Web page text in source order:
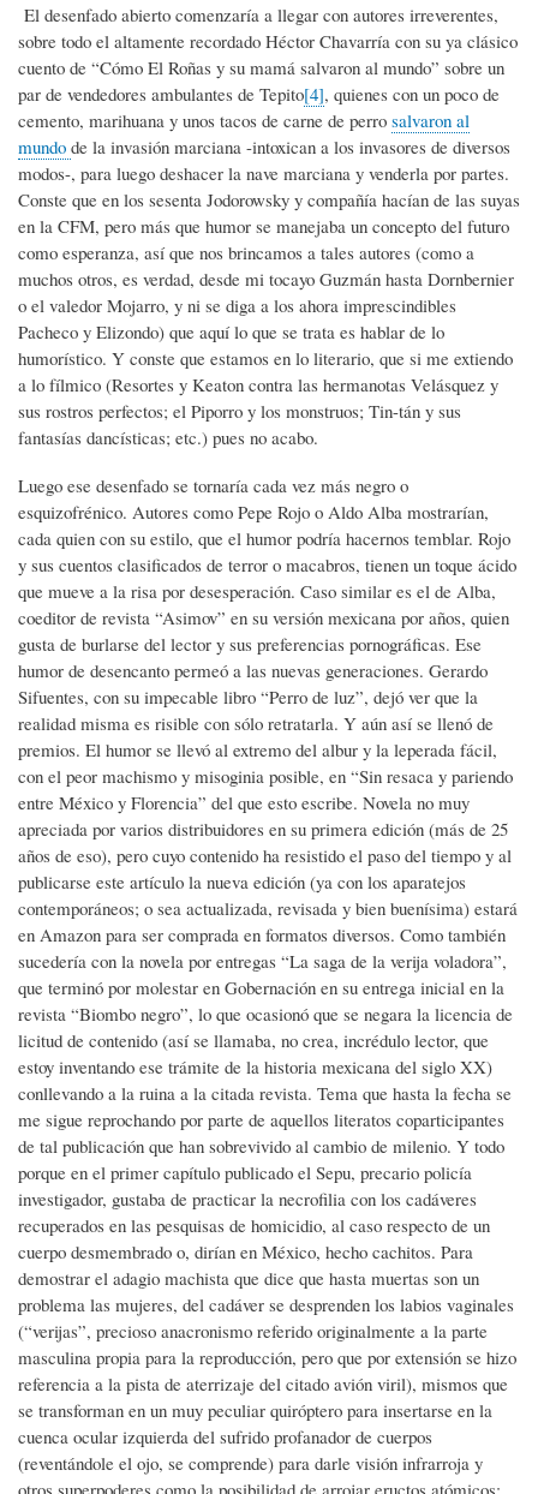
El desenfado abierto comenzaría a llegar con autores irreverentes,
sobre todo el altamente recordado Héctor Chavarría con su ya clásico
cuento de “Cómo El Roñas y su mamá salvaron al mundo” sobre un
par de vendedores ambulantes de Tepito[4], quienes con un poco de
cemento, marihuana y unos tacos de carne de perro salvaron al
mundo de la invasión marciana -intoxican a los invasores de diversos
modos-, para luego deshacer la nave marciana y venderla por partes.
Conste que en los sesenta Jodorowsky y compañía hacían de las suyas
en la CFM, pero más que humor se manejaba un concepto del futuro
como esperanza, así que nos brincamos a tales autores (como a
muchos otros, es verdad, desde mi tocayo Guzmán hasta Dornbernier
o el valedor Mojarro, y ni se diga a los ahora imprescindibles
Pacheco y Elizondo) que aquí lo que se trata es hablar de lo
humorístico. Y conste que estamos en lo literario, que si me extiendo
a lo fílmico (Resortes y Keaton contra las hermanotas Velásquez y
sus rostros perfectos; el Piporro y los monstruos; Tin-tán y sus
fantasías dancísticas; etc.) pues no acabo.
Luego ese desenfado se tornaría cada vez más negro o
esquizofrénico. Autores como Pepe Rojo o Aldo Alba mostrarían,
cada quien con su estilo, que el humor podría hacernos temblar. Rojo
y sus cuentos clasificados de terror o macabros, tienen un toque ácido
que mueve a la risa por desesperación. Caso similar es el de Alba,
coeditor de revista “Asimov” en su versión mexicana por años, quien
gusta de burlarse del lector y sus preferencias pornográficas. Ese
humor de desencanto permeó a las nuevas generaciones. Gerardo
Sifuentes, con su impecable libro “Perro de luz”, dejó ver que la
realidad misma es risible con sólo retratarla. Y aún así se llenó de
premios. El humor se llevó al extremo del albur y la leperada fácil,
con el peor machismo y misoginia posible, en “Sin resaca y pariendo
entre México y Florencia” del que esto escribe. Novela no muy
apreciada por varios distribuidores en su primera edición (más de 25
años de eso), pero cuyo contenido ha resistido el paso del tiempo y al
publicarse este artículo la nueva edición (ya con los aparatejos
contemporáneos; o sea actualizada, revisada y bien buenísima) estará
en Amazon para ser comprada en formatos diversos. Como también
sucedería con la novela por entregas “La saga de la verija voladora”,
que terminó por molestar en Gobernación en su entrega inicial en la
revista “Biombo negro”, lo que ocasionó que se negara la licencia de
licitud de contenido (así se llamaba, no crea, incrédulo lector, que
estoy inventando ese trámite de la historia mexicana del siglo XX)
conllevando a la ruina a la citada revista. Tema que hasta la fecha se
me sigue reprochando por parte de aquellos literatos coparticipantes
de tal publicación que han sobrevivido al cambio de milenio. Y todo
porque en el primer capítulo publicado el Sepu, precario policía
investigador, gustaba de practicar la necrofilia con los cadáveres
recuperados en las pesquisas de homicidio, al caso respecto de un
cuerpo desmembrado o, dirían en México, hecho cachitos. Para
demostrar el adagio machista que dice que hasta muertas son un
problema las mujeres, del cadáver se desprenden los labios vaginales
(“verijas”, precioso anacronismo referido originalmente a la parte
masculina propia para la reproducción, pero que por extensión se hizo
referencia a la pista de aterrizaje del citado avión viril), mismos que
se transforman en un muy peculiar quiróptero para insertarse en la
cuenca ocular izquierda del sufrido profanador de cuerpos
(reventándole el ojo, se comprende) para darle visión infrarroja y
otros superpoderes como la posibilidad de arrojar eructos atómicos;